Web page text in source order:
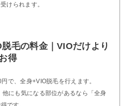
けられます。
毛の料金｜VIOだけより
得
で、全身+VIO脱毛を行えます。
にも気になる部位があるなら「全身